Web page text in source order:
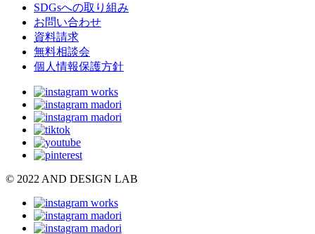
SDGsへの取り組み
お問い合わせ
資料請求
無料相談会
個人情報保護方針
© 2022 AND DESIGN LAB